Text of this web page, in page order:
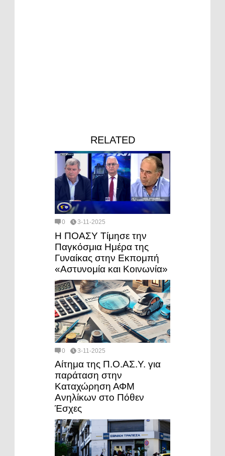
RELATED
0 3-11-2025
Η ΠΟΑΣΥ Τίμησε την
Παγκόσμια Ημέρα της
Γυναίκας στην Εκπομπή
«Αστυνομία και Κοινωνία»
0 3-11-2025
Αίτημα της Π.Ο.ΑΣ.Υ. για
παράταση στην
Καταχώρηση ΑΦΜ
Ανηλίκων στο Πόθεν
Έσχες